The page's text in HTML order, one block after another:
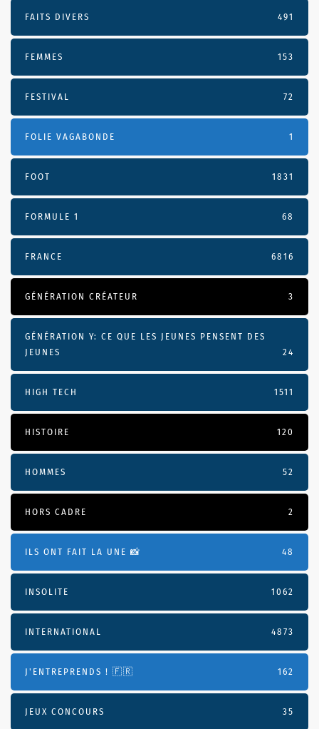
FAITS DIVERS 491
FEMMES 153
FESTIVAL 72
FOLIE VAGABONDE 1
FOOT 1831
FORMULE 1 68
FRANCE 6816
GÉNÉRATION CRÉATEUR 3
GÉNÉRATION Y: CE QUE LES JEUNES PENSENT DES
JEUNES
24
HIGH TECH 1511
HISTOIRE 120
HOMMES 52
HORS CADRE 2
ILS ONT FAIT LA UNE 📸 48
INSOLITE 1062
INTERNATIONAL 4873
J'ENTREPRENDS ! 🇫🇷 162
JEUX CONCOURS 35